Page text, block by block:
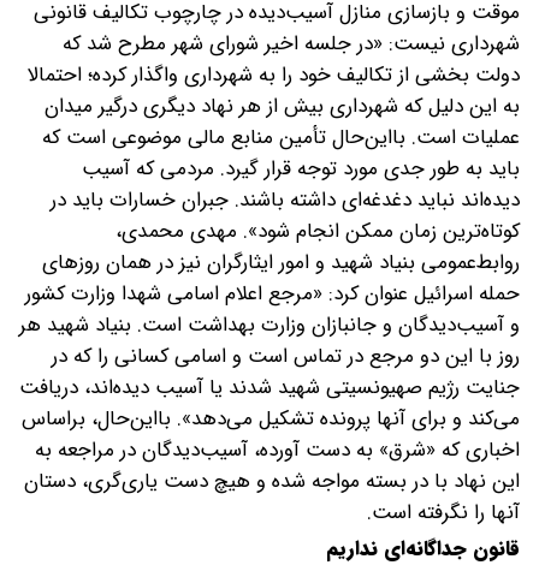
موقت و بازسازی منازل آسیب‌دیده در چارچوب تکالیف قانونی
شهرداری نیست: «در جلسه اخیر شورای شهر مطرح شد که
دولت بخشی از تکالیف خود را به شهرداری واگذار کرده؛ احتمالا
به این دلیل که شهرداری بیش از هر نهاد دیگری درگیر میدان
عملیات است. با‌این‌حال تأمین منابع مالی موضوعی است که
باید به‌ طور جدی مورد توجه قرار گیرد. مردمی که آسیب
دیده‌اند نباید دغدغه‌ای داشته باشند. جبران خسارات باید در
کوتاه‌ترین زمان ممکن انجام شود». مهدی محمدی،
روابط‌عمومی بنیاد شهید و امور ایثارگران نیز در همان روزهای
حمله اسرائیل عنوان کرد: «مرجع اعلام اسامی شهدا وزارت کشور
و آسیب‌دیدگان و جانبازان وزارت بهداشت است. بنیاد شهید هر
روز با این دو مرجع در تماس است و اسامی کسانی را که در
جنایت رژیم صهیونسیتی شهید شدند یا آسیب دیده‌اند، دریافت
می‌کند و برای آنها پرونده‌ تشکیل می‌دهد». با‌این‌حال، بر‌اساس
اخباری که «شرق» به دست آورده، آسیب‌دیدگان در مراجعه به
این نهاد با در بسته مواجه شده و هیچ دست یاری‌گری، دستان
آنها را نگرفته است.
قانون جداگانه‌ای نداریم